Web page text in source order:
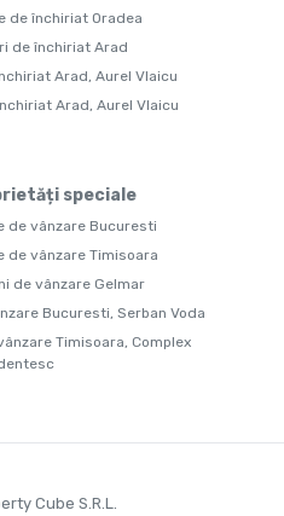
de închiriat Oradea
de închiriat Arad
Arad, Aurel Vlaicu
Arad, Aurel Vlaicu
speciale
de vânzare Bucuresti
de vânzare Timisoara
de vânzare Gelmar
Bucuresti, Serban Voda
Timisoara, Complex
Cube S.R.L.